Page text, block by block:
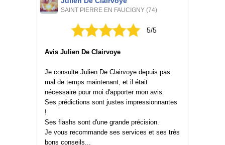
SAINT PIERRE EN FAUCIGNY (74)
5/5
Avis Julien De Clairvoye
Je consulte Julien De Clairvoye depuis pas
mal de temps maintenant, et il était
nécessaire pour moi d'apporter mon avis.
Ses prédictions sont justes impressionnantes
!
Ses flashs sont d'une grande précision.
Je vous recommande ses services et ses très
bons conseils...